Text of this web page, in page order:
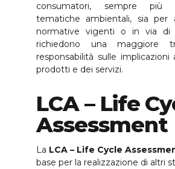
consumatori, sempre più
tematiche ambientali, sia per
normative vigenti o in via di
richiedono una maggiore
responsabilità sulle implicazioni
prodotti e dei servizi.
LCA – Life
Assessment
La LCA – Life Cycle
base per la realizzazione di altri